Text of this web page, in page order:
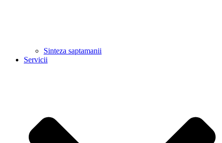
Sinteza saptamanii
Servicii